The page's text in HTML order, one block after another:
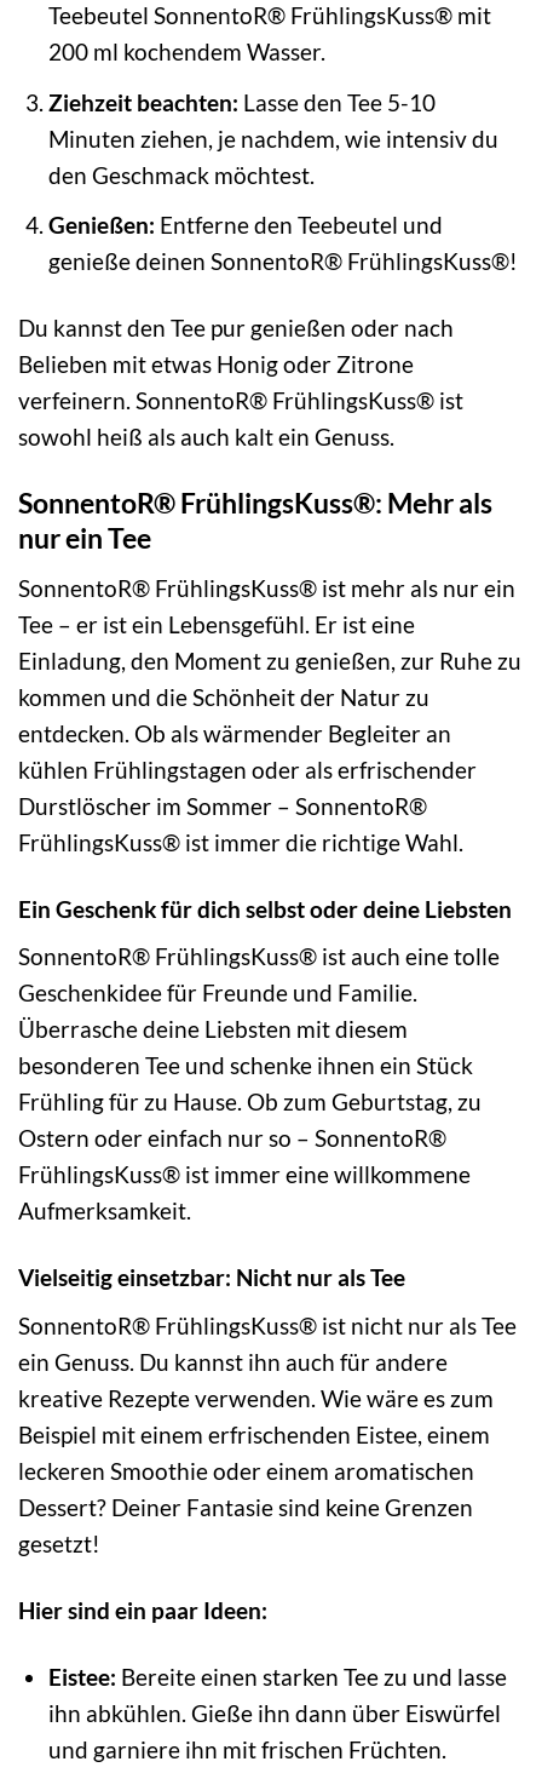
Teebeutel SonnentoR® FrühlingsKuss® mit
200 ml kochendem Wasser.
Ziehzeit beachten: Lasse den Tee 5-10
Minuten ziehen, je nachdem, wie intensiv du
den Geschmack möchtest.
Genießen: Entferne den Teebeutel und
genieße deinen SonnentoR® FrühlingsKuss®!
Du kannst den Tee pur genießen oder nach
Belieben mit etwas Honig oder Zitrone
verfeinern. SonnentoR® FrühlingsKuss® ist
sowohl heiß als auch kalt ein Genuss.
SonnentoR® FrühlingsKuss®: Mehr als
nur ein Tee
SonnentoR® FrühlingsKuss® ist mehr als nur ein
Tee – er ist ein Lebensgefühl. Er ist eine
Einladung, den Moment zu genießen, zur Ruhe zu
kommen und die Schönheit der Natur zu
entdecken. Ob als wärmender Begleiter an
kühlen Frühlingstagen oder als erfrischender
Durstlöscher im Sommer – SonnentoR®
FrühlingsKuss® ist immer die richtige Wahl.
Ein Geschenk für dich selbst oder deine Liebsten
SonnentoR® FrühlingsKuss® ist auch eine tolle
Geschenkidee für Freunde und Familie.
Überrasche deine Liebsten mit diesem
besonderen Tee und schenke ihnen ein Stück
Frühling für zu Hause. Ob zum Geburtstag, zu
Ostern oder einfach nur so – SonnentoR®
FrühlingsKuss® ist immer eine willkommene
Aufmerksamkeit.
Vielseitig einsetzbar: Nicht nur als Tee
SonnentoR® FrühlingsKuss® ist nicht nur als Tee
ein Genuss. Du kannst ihn auch für andere
kreative Rezepte verwenden. Wie wäre es zum
Beispiel mit einem erfrischenden Eistee, einem
leckeren Smoothie oder einem aromatischen
Dessert? Deiner Fantasie sind keine Grenzen
gesetzt!
Hier sind ein paar Ideen:
Eistee: Bereite einen starken Tee zu und lasse
ihn abkühlen. Gieße ihn dann über Eiswürfel
und garniere ihn mit frischen Früchten.